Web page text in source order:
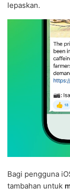
lepaskan.
Bagi pengguna
tambahan untuk